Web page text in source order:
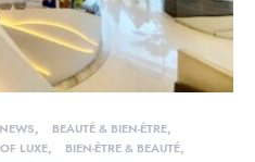
BEAUTÉ & BIEN-ÊTRE
LUXE
BIEN-ÊTRE & BEAUTÉ